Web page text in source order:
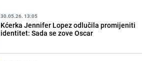
30.05.26. 13:05
Kćerka Jennifer Lopez odlučila promijeniti
identitet: Sada se zove Oscar